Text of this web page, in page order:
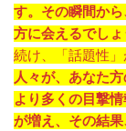
す。その瞬間か
方に会えるでしょ
続け、「話題性」
人々が、あなた
より多くの目撃
が増え、その結